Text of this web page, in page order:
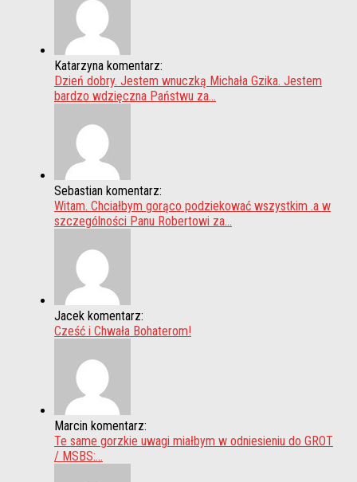
Katarzyna komentarz:
Dzień dobry. Jestem wnuczką Michała Gzika. Jestem
bardzo wdzięczna Państwu za...
Sebastian komentarz:
Witam. Chciałbym gorąco podziekować wszystkim .a w
szczególności Panu Robertowi za...
Jacek komentarz:
Cześć i Chwała Bohaterom!
Marcin komentarz:
Te same gorzkie uwagi miałbym w odniesieniu do GROT
/ MSBS:...